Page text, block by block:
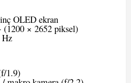
OLED ekran
(1200 × 2652 piksel)
Hz
1.9)